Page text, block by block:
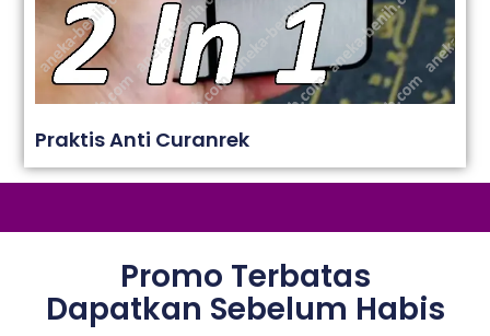
Praktis Anti Curanrek
Promo Terbatas
Dapatkan Sebelum Habis